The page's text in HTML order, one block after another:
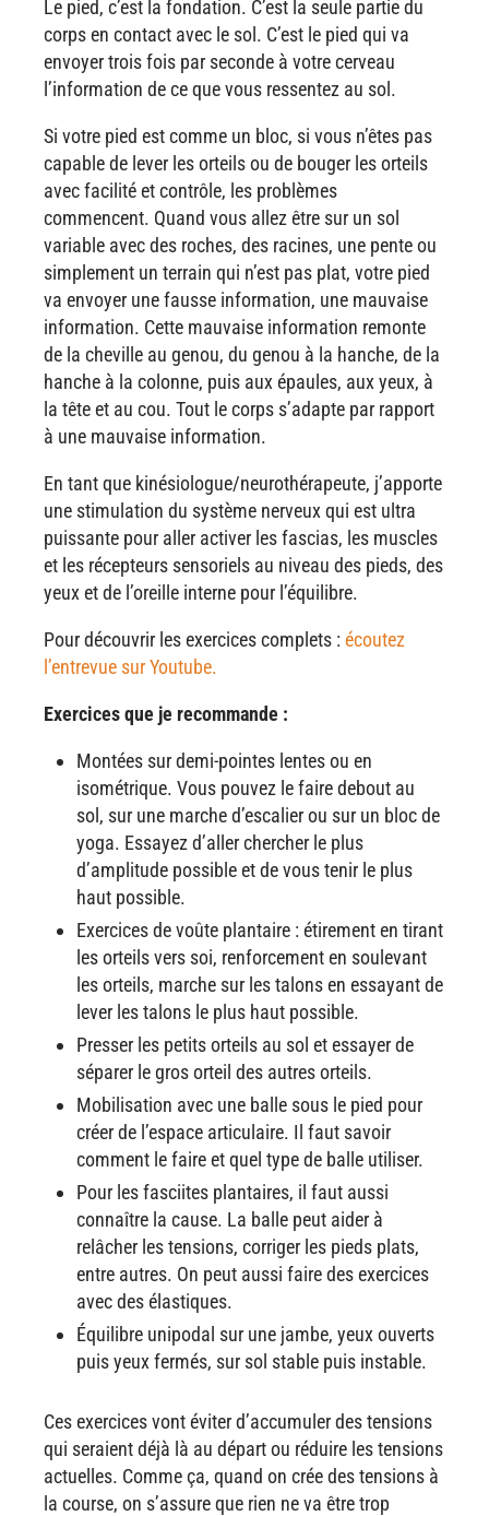
Le pied, c’est la fondation. C’est la seule partie du
corps en contact avec le sol. C’est le pied qui va
envoyer trois fois par seconde à votre cerveau
l’information de ce que vous ressentez au sol.
Si votre pied est comme un bloc, si vous n’êtes pas
capable de lever les orteils ou de bouger les orteils
avec facilité et contrôle, les problèmes
commencent. Quand vous allez être sur un sol
variable avec des roches, des racines, une pente ou
simplement un terrain qui n’est pas plat, votre pied
va envoyer une fausse information, une mauvaise
information. Cette mauvaise information remonte
de la cheville au genou, du genou à la hanche, de la
hanche à la colonne, puis aux épaules, aux yeux, à
la tête et au cou. Tout le corps s’adapte par rapport
à une mauvaise information.
En tant que kinésiologue/neurothérapeute, j’apporte
une stimulation du système nerveux qui est ultra
puissante pour aller activer les fascias, les muscles
et les récepteurs sensoriels au niveau des pieds, des
yeux et de l’oreille interne pour l’équilibre.
Pour découvrir les exercices complets :écoutez
l’entrevue sur Youtube.
Exercices que je recommande :
Montées sur demi-pointes lentes ou en
isométrique. Vous pouvez le faire debout au
sol, sur une marche d’escalier ou sur un bloc de
yoga. Essayez d’aller chercher le plus
d’amplitude possible et de vous tenir le plus
haut possible.
Exercices de voûte plantaire : étirement en tirant
les orteils vers soi, renforcement en soulevant
les orteils, marche sur les talons en essayant de
lever les talons le plus haut possible.
Presser les petits orteils au sol et essayer de
séparer le gros orteil des autres orteils.
Mobilisation avec une balle sous le pied pour
créer de l’espace articulaire. Il faut savoir
comment le faire et quel type de balle utiliser.
Pour les fasciites plantaires, il faut aussi
connaître la cause. La balle peut aider à
relâcher les tensions, corriger les pieds plats,
entre autres. On peut aussi faire des exercices
avec des élastiques.
Équilibre unipodal sur une jambe, yeux ouverts
puis yeux fermés, sur sol stable puis instable.
Ces exercices vont éviter d’accumuler des tensions
qui seraient déjà là au départ ou réduire les tensions
actuelles. Comme ça, quand on crée des tensions à
la course, on s’assure que rien ne va être trop